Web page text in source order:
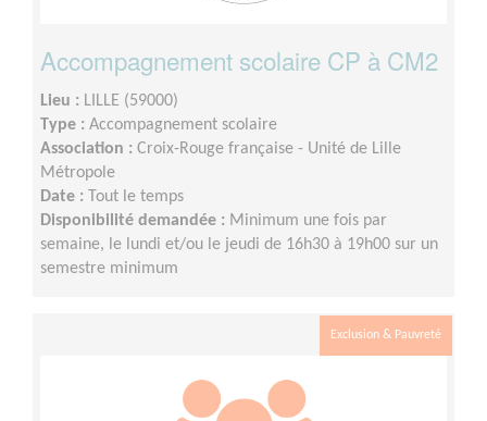
Accompagnement scolaire CP à CM2
Lieu : LILLE (59000)
Type : Accompagnement scolaire
Association : Croix-Rouge française - Unité de Lille
Métropole
Date : Tout le temps
Disponibilité demandée : Minimum une fois par
semaine, le lundi et/ou le jeudi de 16h30 à 19h00 sur un
semestre minimum
Exclusion & Pauvreté